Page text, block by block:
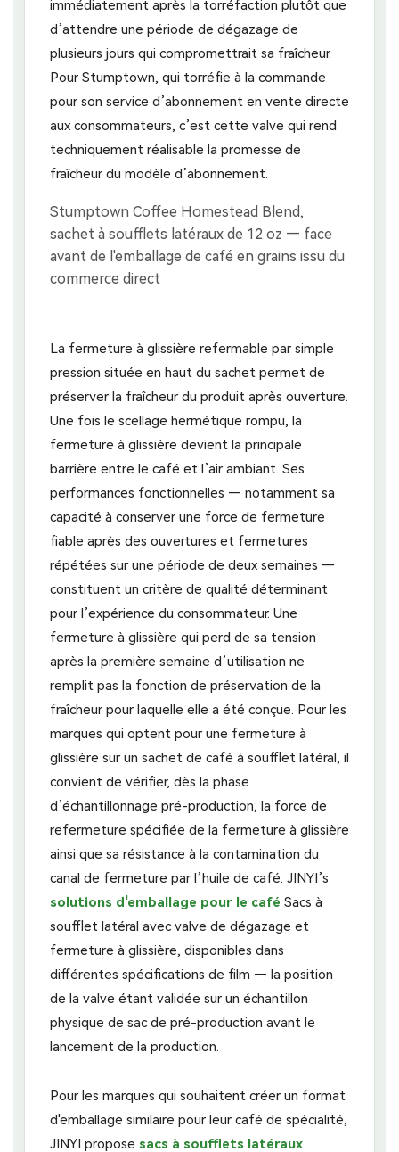
immédiatement après la torréfaction plutôt que
d’attendre une période de dégazage de
plusieurs jours qui compromettrait sa fraîcheur.
Pour Stumptown, qui torréfie à la commande
pour son service d’abonnement en vente directe
aux consommateurs, c’est cette valve qui rend
techniquement réalisable la promesse de
fraîcheur du modèle d’abonnement.
La fermeture à glissière refermable par simple
pression située en haut du sachet permet de
préserver la fraîcheur du produit après ouverture.
Une fois le scellage hermétique rompu, la
fermeture à glissière devient la principale
barrière entre le café et l’air ambiant. Ses
performances fonctionnelles — notamment sa
capacité à conserver une force de fermeture
fiable après des ouvertures et fermetures
répétées sur une période de deux semaines —
constituent un critère de qualité déterminant
pour l’expérience du consommateur. Une
fermeture à glissière qui perd de sa tension
après la première semaine d’utilisation ne
remplit pas la fonction de préservation de la
fraîcheur pour laquelle elle a été conçue. Pour les
marques qui optent pour une fermeture à
glissière sur un sachet de café à soufflet latéral, il
convient de vérifier, dès la phase
d’échantillonnage pré-production, la force de
refermeture spécifiée de la fermeture à glissière
ainsi que sa résistance à la contamination du
canal de fermeture par l’huile de café. JINYI’s
solutions d'emballage pour le café Sacs à
soufflet latéral avec valve de dégazage et
fermeture à glissière, disponibles dans
différentes spécifications de film — la position
de la valve étant validée sur un échantillon
physique de sac de pré-production avant le
lancement de la production.
Pour les marques qui souhaitent créer un format
d'emballage similaire pour leur café de spécialité,
JINYI propose sacs à soufflets latéraux